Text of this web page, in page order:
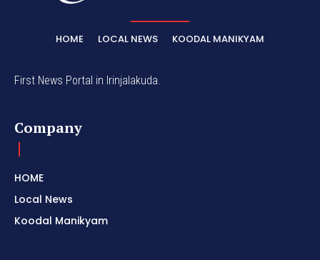
HOME LOCAL NEWS KOODAL MANIKYAM
First News Portal in Irinjalakuda.
Company
HOME
Local News
Koodal Manikyam